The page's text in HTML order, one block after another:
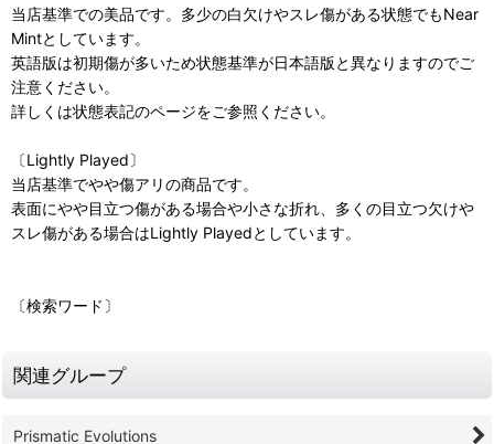
当店基準での美品です。多少の白欠けやスレ傷がある状態でもNear
Mintとしています。
英語版は初期傷が多いため状態基準が日本語版と異なりますのでご
注意ください。
詳しくは状態表記のページをご参照ください。
〔Lightly Played〕
当店基準でやや傷アリの商品です。
表面にやや目立つ傷がある場合や小さな折れ、多くの目立つ欠けや
スレ傷がある場合はLightly Playedとしています。
〔検索ワード〕
関連グループ
Prismatic Evolutions